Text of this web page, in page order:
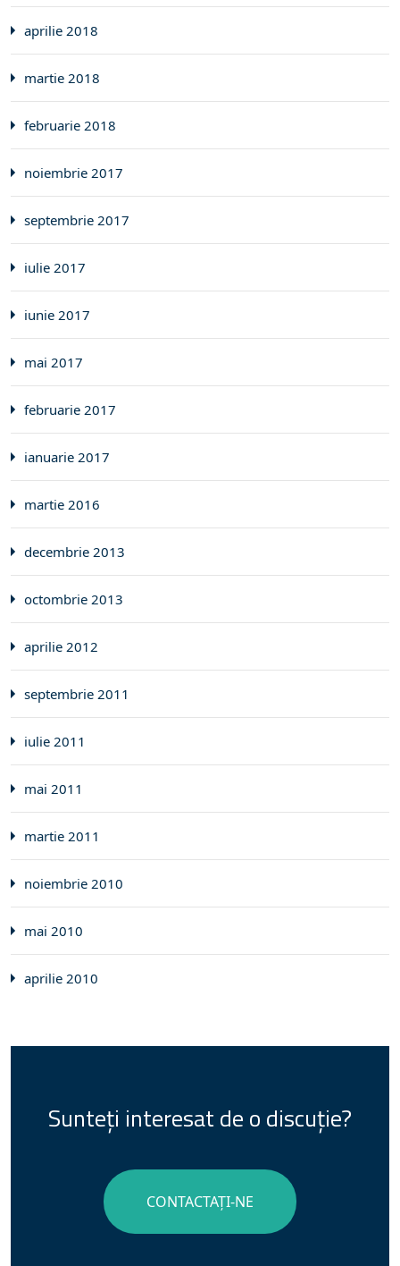
aprilie 2018
martie 2018
februarie 2018
noiembrie 2017
septembrie 2017
iulie 2017
iunie 2017
mai 2017
februarie 2017
ianuarie 2017
martie 2016
decembrie 2013
octombrie 2013
aprilie 2012
septembrie 2011
iulie 2011
mai 2011
martie 2011
noiembrie 2010
mai 2010
aprilie 2010
Sunteți interesat de o discuție?
CONTACTAȚI-NE